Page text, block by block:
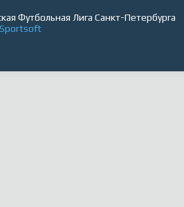
Футбольная Лига Санкт-Петербурга
Sportsoft